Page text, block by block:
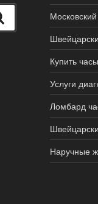
Купить
Услуги
Ломбард
Наручные